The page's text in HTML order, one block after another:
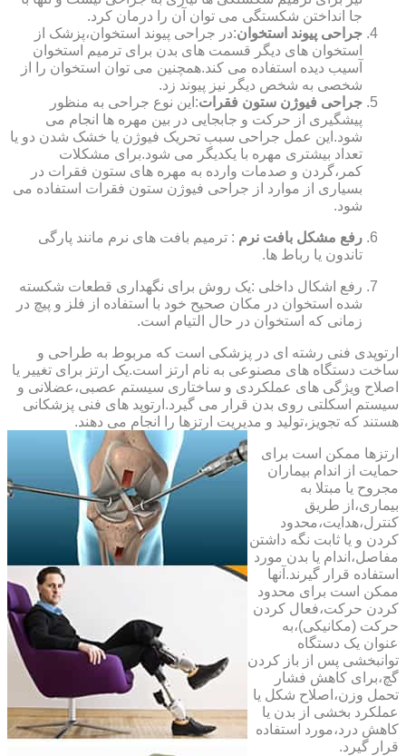
جا انداختن شکستگی می توان آن را درمان کرد.
جراحی پیوند استخوان:در جراحی پیوند استخوان،پزشک از
استخوان های دیگر قسمت های بدن برای ترمیم استخوان
آسیب دیده استفاده می کند.همچنین می توان استخوان را از
شخصی به شخص دیگر نیز پیوند زد.
جراحی فیوژن ستون فقرات:این نوع جراحی به منظور
پیشگیری از حرکت و جابجایی در بین مهره ها انجام می
شود.این عمل جراحی سبب تحریک فیوژن یا خشک شدن دو یا
تعداد بیشتری مهره با یکدیگر می شود.برای مشکلات
کمر،گردن و صدمات وارده به مهره های ستون فقرات در
بسیاری از موارد از جراحی فیوژن ستون فقرات استفاده می
شود.
رفع مشکل بافت نرم : ترمیم بافت های نرم مانند پارگی
تاندون یا رباط ها.
رفع اشکال داخلی :یک روش برای نگهداری قطعات شکسته
شده استخوان در مکان صحیح خود با استفاده از فلز و پیچ در
زمانی که استخوان در حال التیام است.
ارتوپدی فنی رشته ای در پزشکی است که مربوط به طراحی و
ساخت دستگاه های مصنوعی به نام ارتز است.یک ارتز برای تغییر یا
اصلاح ویژگی های عملکردی و ساختاری سیستم عصبی،عضلانی و
سیستم اسکلتی روی بدن قرار می گیرد.ارتوپد های فنی پزشکانی
هستند که تجویز،تولید و مدیریت ارتزها را انجام می دهند.
ارتزها ممکن است برای
حمایت از اندام بیماران
مجروح یا مبتلا به
بیماری،از طریق
کنترل،هدایت،محدود
کردن و یا ثابت نگه داشتن
مفاصل،اندام یا بدن مورد
استفاده قرار گیرند.آنها
ممکن است برای محدود
کردن حرکت،فعال کردن
حرکت (مکانیکی)،به
عنوان یک دستگاه
توانبخشی پس از باز کردن
گچ،برای کاهش فشار
تحمل وزن،اصلاح شکل یا
عملکرد بخشی از بدن یا
کاهش درد،مورد استفاده
قرار گیرد.